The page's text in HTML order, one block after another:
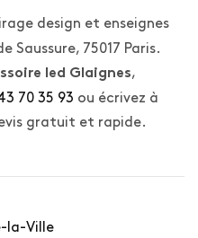
design et enseignes
Saussure, 75017 Paris.
led Glaignes,
70 35 93 ou écrivez à
gratuit et rapide.
la-Ville